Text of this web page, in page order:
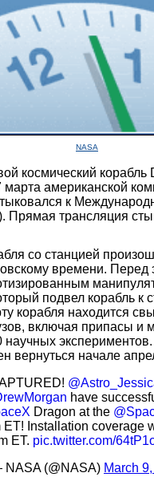
NASA
космический корабль
марта американской
к
Прямая трансляция
со станцией
времени. Перед
подвел корабль к
корабля находится
включая припасы и
научных
вернуться начале
have
Dragon at the
ET! Installation coverage
ET. pic.twitter.com/
(@NASA) March